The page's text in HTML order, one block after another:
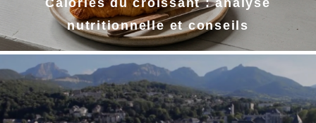
Calories du croissant : analyse
nutritionnelle et conseils